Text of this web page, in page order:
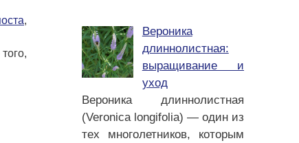
,
Вероника
длиннолистная:
выращивание и
уход
Вероника длиннолистная
(Veronica longifolia) — один из
тех многолетников, которым